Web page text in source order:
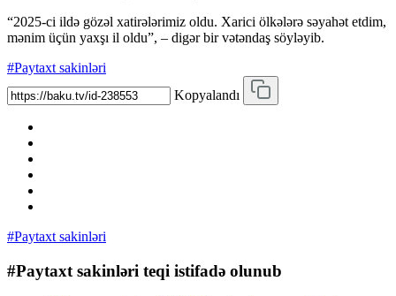
“2025-ci ildə gözəl xatirələrimiz oldu. Xarici ölkələrə səyahət etdim,
mənim üçün yaxşı il oldu”, – digər bir vətəndaş söyləyib.
#Paytaxt sakinləri
Kopyalandı
#Paytaxt sakinləri
#Paytaxt sakinləri teqi istifadə olunub